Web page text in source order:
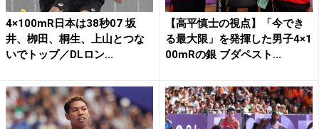
4×100mR日本は38秒07 坂
井、栁田、桐生、上山とつな
いでトップ／DLロン...
【高平慎士の視点】「今でき
る最大限」を発揮した男子4×1
00mRの銀 ブダペスト...